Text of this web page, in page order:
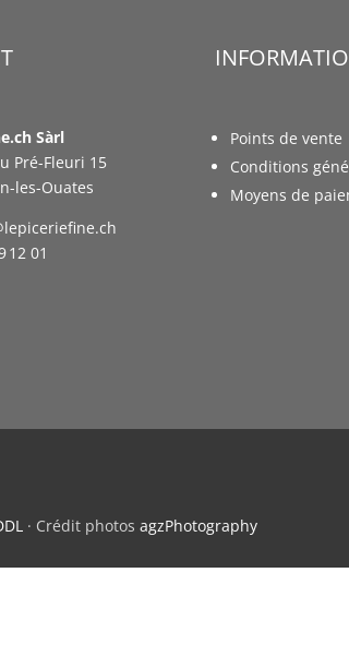
Sàrl
Pré-Fleuri 15
les-Ouates
12 01
Points de vente
Conditions
Moyens de
· Crédit photosagzPhotography